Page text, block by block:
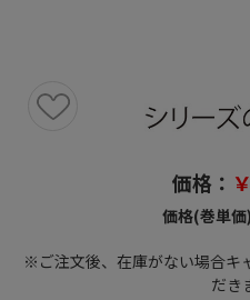
価格：
価格(巻単価
※ご注文後、在庫がない場合キ
だき